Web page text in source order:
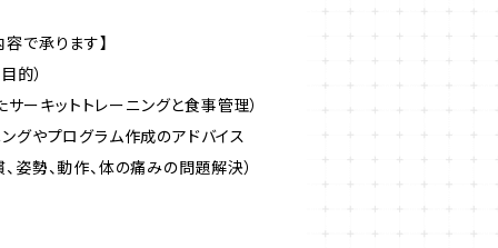
で承ります】
的）
サーキットトレーニングと食事管理）
グやプログラム作成のアドバイス
姿勢、動作、体の痛みの問題解決）